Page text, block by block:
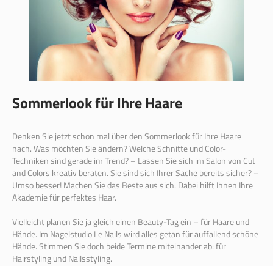
Sommerlook für Ihre Haare
Denken Sie jetzt schon mal über den Sommerlook für Ihre Haare
nach. Was möchten Sie ändern? Welche Schnitte und Color-
Techniken sind gerade im Trend? – Lassen Sie sich im Salon von Cut
and Colors kreativ beraten. Sie sind sich Ihrer Sache bereits sicher? –
Umso besser! Machen Sie das Beste aus sich. Dabei hilft Ihnen Ihre
Akademie für perfektes Haar.
Vielleicht planen Sie ja gleich einen Beauty-Tag ein – für Haare und
Hände. Im Nagelstudio Le Nails wird alles getan für auffallend schöne
Hände. Stimmen Sie doch beide Termine miteinander ab: für
Hairstyling und Nailsstyling.